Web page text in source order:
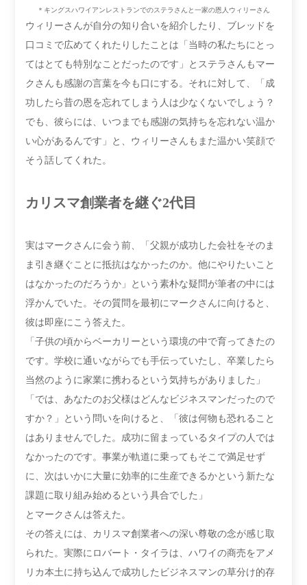
＊キングスハワイアンレストランでのステラさんと一家の恩人ウィリーさん
ウィリーさんが自分の知り合いを紹介したり、ブレッドを
口コミで広めてくれたりしたことは「当時の私たちにとっ
てはとても特別なことだったのです」とステラさんもマー
クさんも感謝の言葉を今も口にする。それに対して、「成
功したら昔の恩を忘れてしまう人は少なくないでしょう？
でも、彼らには、いつまでも感謝の気持ちを忘れない温か
い心があるんです」と、ウィリーさんもまた温かい笑顔で
そう話してくれた。
カリスマ創業者を継ぐ2代目
実はマークさんに会う前、「父親が成功した会社をそのま
ま引き継ぐことに抵抗はなかったのか。他にやりたいこと
はなかったのだろうか」という素朴な疑問が筆者の中には
浮かんでいた。その質問を最初にマークさんに向けると、
彼は即座にこう答えた。
「子供の頃からベーカリーという環境の中で育ってきたの
です。学校に通いながらでも手伝っていたし、卒業したら
当然のように家業に携わるという気持ちがありました」
「では、あなたのお父様はどんなビジネスマンだったので
すか？」という問いを向けると、「彼は何物も恐れること
はありませんでした。成功に留まっているタイプの人では
なかったのです。事業が軌道に乗ってもそこで満足せず
に、次はいかに大量に効率的に生産できるかという新たな
課題に取り組み始めるという具合でした」
とマークさんは答えた。
その答えには、カリスマ創業者への深い尊敬の念が感じ取
られた。実際にロバート・タイラは、ハワイの商売をアメ
リカ本土に持ち込んで成功したビジネスマンの草分け的存